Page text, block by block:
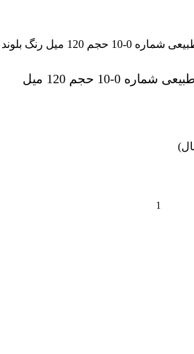
رنگ مو الوکسین سری طبیعی شماره 0-10 حجم 120 میل